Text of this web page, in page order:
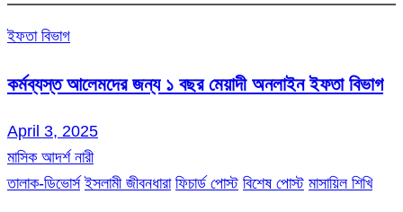
ইফতা বিভাগ
কর্মব্যস্ত আলেমদের জন্য ১ বছর মেয়াদী অনলাইন ইফতা বিভাগ
April 3, 2025
মাসিক আদর্শ নারী
তালাক-ডিভোর্স ইসলামী জীবনধারা ফিচার্ড পোস্ট বিশেষ পোস্ট মাসায়িল শিখি